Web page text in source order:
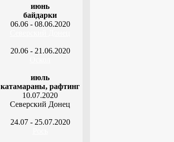
июнь
байдарки
06.06 - 08.06.2020
20.06 - 21.06.2020
июль
катамараны, рафтинг
10.07.2020
Северский Донец
24.07 - 25.07.2020